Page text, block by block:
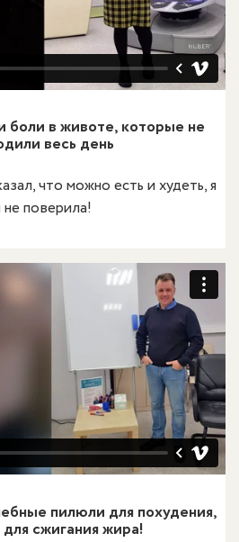
боли в животе, которые не
весь день
что можно есть и худеть, я
поверила!
пилюли для похудения,
сжигания жира!